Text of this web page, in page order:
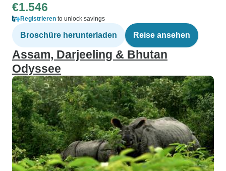
€1.546
Registrieren to unlock savings
Broschüre herunterladen Reise ansehen
Assam, Darjeeling & Bhutan
Odyssee